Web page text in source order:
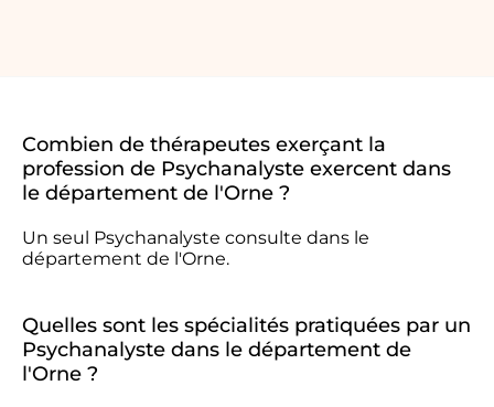
Combien de thérapeutes exerçant la
profession de Psychanalyste exercent dans
le département de l'Orne ?
Un seul Psychanalyste consulte dans le
département de l'Orne.
Quelles sont les spécialités pratiquées par un
Psychanalyste dans le département de
l'Orne ?